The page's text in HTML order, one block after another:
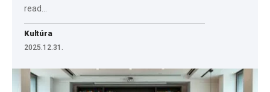
read…
Kultúra
2025.12.31.